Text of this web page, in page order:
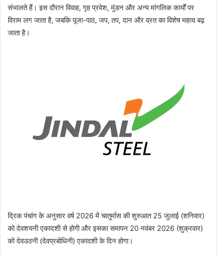
संभालते हैं। इस दौरान विवाह, गृह प्रवेश, मुंडन और अन्य मांगलिक कार्यों पर
विराम लग जाता है, जबकि पूजा-पाठ, जप, तप, दान और व्रत का विशेष महत्व बढ़
जाता है।
द्रिक पंचांग के अनुसार वर्ष 2026 में चातुर्मास की शुरुआत 25 जुलाई (शनिवार)
को देवशयनी एकादशी से होगी और इसका समापन 20 नवंबर 2026 (शुक्रवार)
को देवउठनी (देवप्रबोधिनी) एकादशी के दिन होगा।